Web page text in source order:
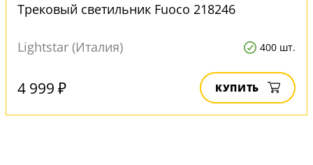
Трековый светильник Fuoco 218246
Lightstar (Италия) 400 шт.
4 999 ₽ КУПИТЬ